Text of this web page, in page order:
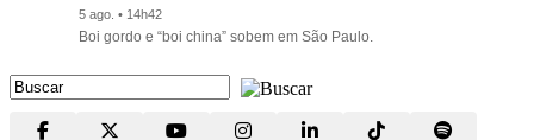
5 ago. • 14h42
Boi gordo e “boi china” sobem em São Paulo.